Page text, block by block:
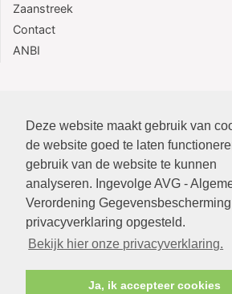
Deze website maakt gebruik van
de website goed te laten
gebruik van de website te kunnen
analyseren. Ingevolge AVG -
Verordening
privacyverklaring opgesteld.
Bekijk hier onze privacyverklaring.
Ja, ik accepteer cookies
Zaanstreek
Contact
ANBI